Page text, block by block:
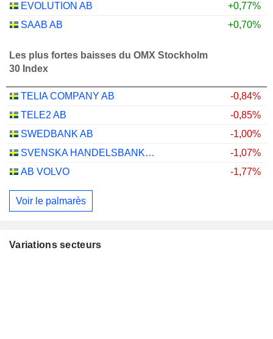
EVOLUTION AB
+0,77%
SAAB AB
+0,70%
Les plus fortes baisses du OMX Stockholm
30 Index
TELIA COMPANY AB
-0,84%
TELE2 AB
-0,85%
SWEDBANK AB
-1,00%
SVENSKA HANDELSBANKEN AB
-1,07%
AB VOLVO
-1,77%
Voir le palmarès
Variations secteurs